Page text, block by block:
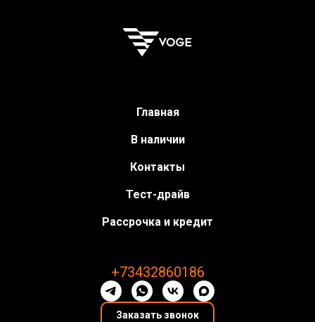
Главная
В наличии
Контакты
Тест-драйв
Рассрочка и кредит
+73432860186
Заказать звонок